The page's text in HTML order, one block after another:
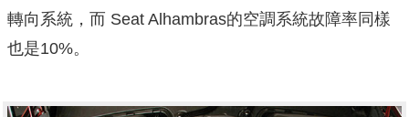
轉向系統，而 Seat Alhambras的空調系統故障率同樣
也是10%。